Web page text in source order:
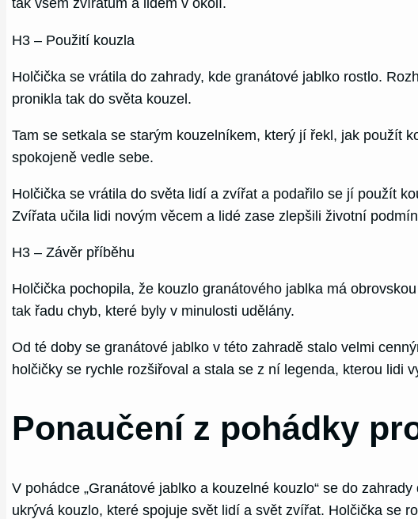
tak všem zvířatům a lidem v okolí.
H3 – Použití kouzla
Holčička se vrátila do zahrady, kde granátové jablko rostlo.
pronikla tak do světa kouzel.
Tam se setkala se starým kouzelníkem, který jí řekl, jak použít
spokojeně vedle sebe.
Holčička se vrátila do světa lidí a zvířat a podařilo se jí použít
Zvířata učila lidi novým věcem a lidé zase zlepšili životní
H3 – Závěr příběhu
Holčička pochopila, že kouzlo granátového jablka má
tak řadu chyb, které byly v minulosti udělány.
Od té doby se granátové jablko v této zahradě stalo velmi
holčičky se rychle rozšiřoval a stala se z ní legenda, kterou lidi
Ponaučení z pohádky
V pohádce „Granátové jablko a kouzelné kouzlo“ se do
ukrývá kouzlo, které spojuje svět lidí a svět zvířat. Holčička se